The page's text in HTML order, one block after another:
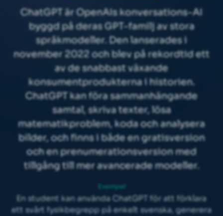
ChatGPTär OpenAIs konversations-AI
byggd på deras GPT-familj av stora
språkmodeller. Den lanserades i
november 2022 och blev på rekordtid ett
av de snabbast växande
konsumentprodukterna i historien.
ChatGPT kan föra sammanhängande
samtal, skriva texter, lösa
matematikproblem, koda och analysera
bilder, och finns i både en gratisversion
och en prenumerationsversion med
tillgång till mer avancerade modeller.
Exempel
En student kan använda ChatGPT för att förklara
ett svårt fysikbegrepp på enkelt svenska, generera